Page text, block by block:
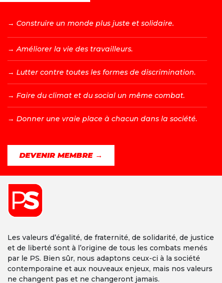
Les valeurs d’égalité, de fraternité, de solidarité, de justice
et de liberté sont à l’origine de tous les combats menés
par le PS. Bien sûr, nous adaptons ceux-ci à la société
contemporaine et aux nouveaux enjeux, mais nos valeurs
ne changent pas et ne changeront jamais.
→ Construire un monde plus juste et solidaire.
→ Améliorer la vie des travailleurs.
→ Lutter contre toutes les formes de discrimination.
→ Faire du climat et du social un même combat.
→ Donner une vraie place à chacun dans la société.
DEVENIR MEMBRE →